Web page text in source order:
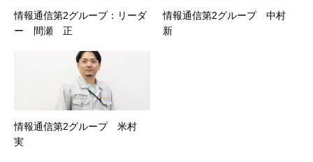
情報通信第2グループ：リーダ
ー 間瀬 正
情報通信第2グループ 中村
新
情報通信第2グループ 米村
実